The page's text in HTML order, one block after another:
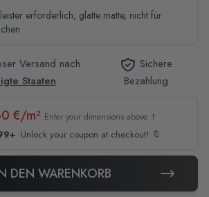
erforderlich, glatte matte, nicht für
Versand nach
Staaten
Sichere
Bezahlung
€/m² Enter your dimensions above ↑
Unlock your coupon at checkout! 🔖
DEN WARENKORB